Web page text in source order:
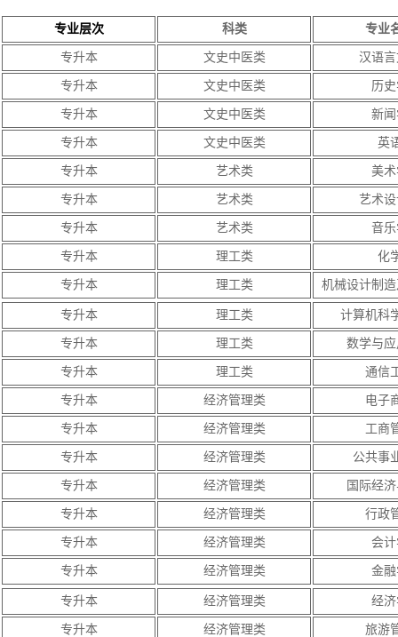
专业层次 科类 专业
专升本 文史中医类 汉语
专升本 文史中医类 历
专升本 文史中医类 新
专升本 文史中医类 英
专升本 艺术类 美
专升本 艺术类 艺术
专升本 艺术类 音
专升本 理工类 化
专升本 理工类 机械设计制
专升本 理工类 计算机科
专升本 理工类 数学与
专升本 理工类 通信
专升本 经济管理类 电子
专升本 经济管理类 工商
专升本 经济管理类 公共事
专升本 经济管理类 国际经
专升本 经济管理类 行政
专升本 经济管理类 会
专升本 经济管理类 金
专升本 经济管理类 经
专升本 经济管理类 旅游